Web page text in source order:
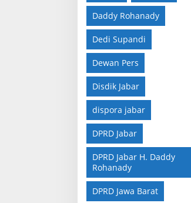
Daddy Rohanady
Dedi Supandi
Dewan Pers
Disdik Jabar
dispora jabar
DPRD Jabar
DPRD Jabar H. Daddy
Rohanady
DPRD Jawa Barat